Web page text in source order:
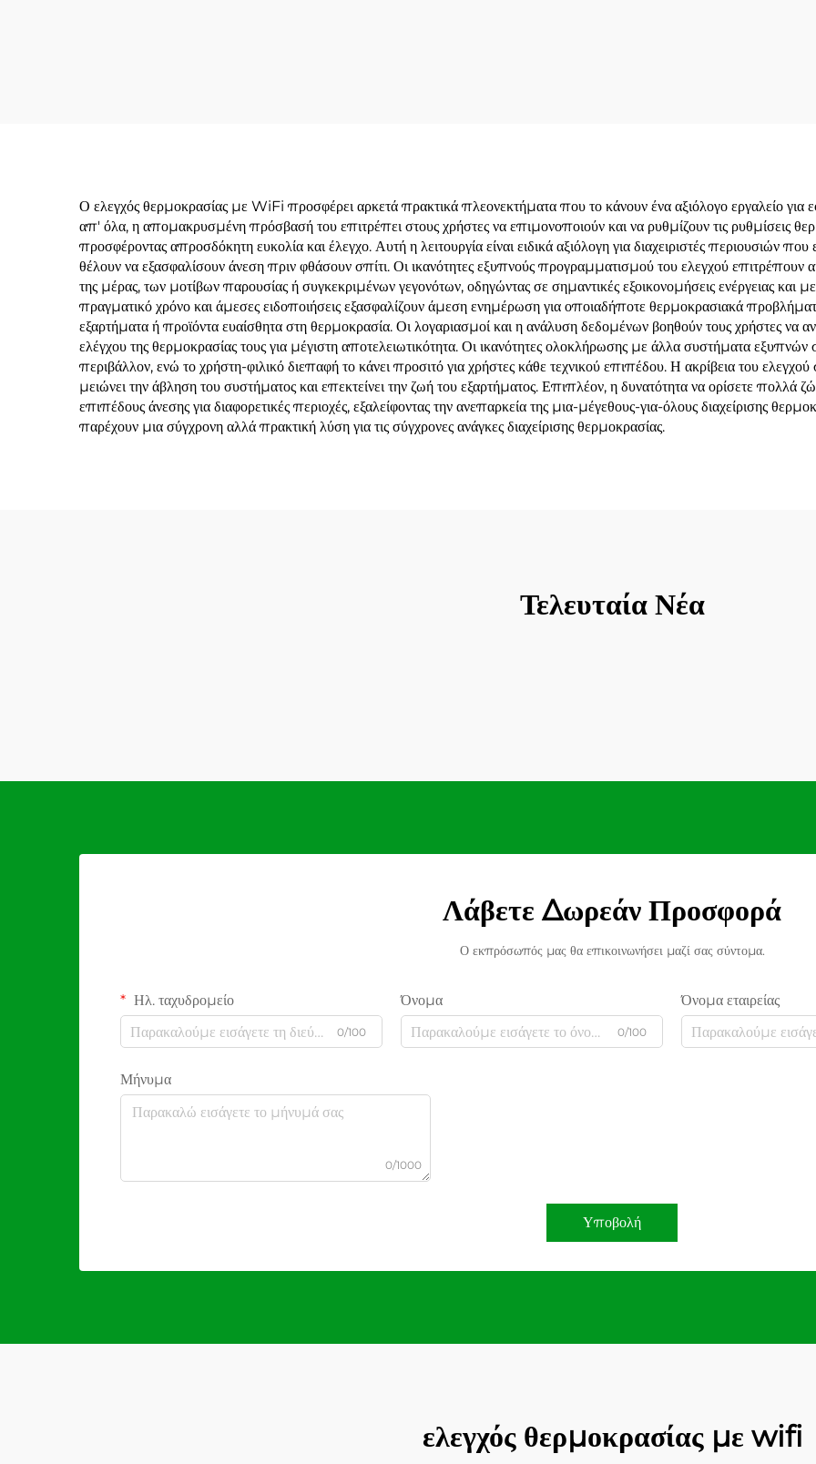
Ο ελεγχός θερμοκρασίας με WiFi προσφέρει αρκετά πρακτικά πλεονεκτήματα που το κάνουν ένα αξιόλογο εργαλείο για
απ' όλα, η απομακρυσμένη πρόσβασή του επιτρέπει στους χρήστες να επιμονοποιούν και να ρυθμίζουν τις ρυθμίσεις
προσφέροντας απροσδόκητη ευκολία και έλεγχο. Αυτή η λειτουργία είναι ειδικά αξιόλογη για διαχειριστές περιουσιών
θέλουν να εξασφαλίσουν άνεση πριν φθάσουν σπίτι. Οι ικανότητες εξυπνούς προγραμματισμού του ελεγχού
της μέρας, των μοτίβων παρουσίας ή συγκεκριμένων γεγονότων, οδηγώντας σε σημαντικές εξοικονομήσεις ενέργειας
πραγματικό χρόνο και άμεσες ειδοποιήσεις εξασφαλίζουν άμεση ενημέρωση για οποιαδήποτε θερμοκρασιακά
εξαρτήματα ή προϊόντα ευαίσθητα στη θερμοκρασία. Οι λογαριασμοί και η ανάλυση δεδομένων βοηθούν τους χρήστες να
ελέγχου της θερμοκρασίας τους για μέγιστη αποτελειωτικότητα. Οι ικανότητες ολοκλήρωσης με άλλα συστήματα
περιβάλλον, ενώ το χρήστη-φιλικό διεπαφή το κάνει προσιτό για χρήστες κάθε τεχνικού επιπέδου. Η ακρίβεια του
μειώνει την άβληση του συστήματος και επεκτείνει την ζωή του εξαρτήματος. Επιπλέον, η δυνατότητα να ορίσετε
επιπέδους άνεσης για διαφορετικές περιοχές, εξαλείφοντας την ανεπαρκεία της μια-μέγεθους-για-όλους διαχείρισης
παρέχουν μια σύγχρονη αλλά πρακτική λύση για τις σύγχρονες ανάγκες διαχείρισης θερμοκρασίας.
Τελευταία Νέα
Λάβετε Δωρεάν Προσφορά
Ο εκπρόσωπός μας θα επικοινωνήσει μαζί σας σύντομα.
Ηλ. ταχυδρομείο
0/100
Όνομα
0/100
Όνομα εταιρείας
Μήνυμα
0/1000
Υποβολή
ελεγχός θερμοκρασίας με wifi